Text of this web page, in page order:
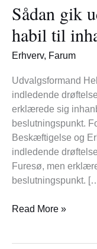
Sådan gik
habil til
Erhverv, Farum
Udvalgsformand
indledende
erklærede sig
beslutningspunkt.
Beskæftigelse og
indledende
Furesø, men
beslutningspunkt.
udvalgsformand
fra
habil
til
Read More »